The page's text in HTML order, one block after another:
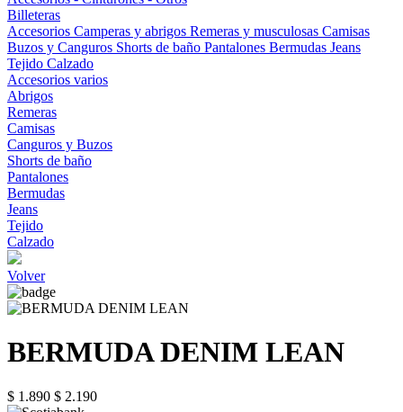
Billeteras
Accesorios Camperas y abrigos Remeras y musculosas Camisas
Buzos y Canguros Shorts de baño Pantalones Bermudas Jeans
Tejido Calzado
Accesorios varios
Abrigos
Remeras
Camisas
Canguros y Buzos
Shorts de baño
Pantalones
Bermudas
Jeans
Tejido
Calzado
Volver
BERMUDA DENIM LEAN
$ 1.890 $ 2.190